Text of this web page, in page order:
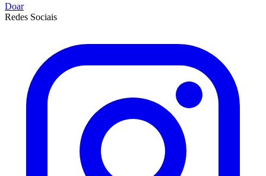
Doar
Redes Sociais